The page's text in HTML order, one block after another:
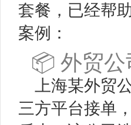
套餐，已经帮
案例：
📦 外贸
上海某外贸
三方平台接单